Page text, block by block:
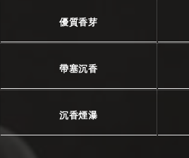
優質香芽
帶塞沉香
沉香煙瀑